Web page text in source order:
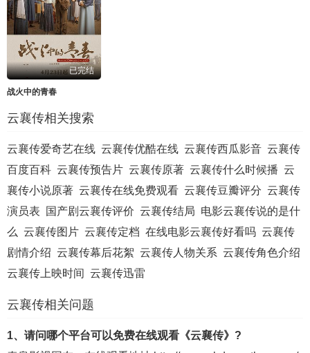
已完结
战火中的青春
云襄传相关搜索
云襄传爱奇艺在线 云襄传优酷在线 云襄传西瓜影音 云襄传
百度百科 云襄传预告片 云襄传原著 云襄传什么时候播 云
襄传小说原著 云襄传在线免费观看 云襄传豆瓣评分 云襄传
演员表
国产剧云襄传评价 云襄传结局 电影云襄传说的是什
么 云襄传图片 云襄传定档 在线电影云襄传好看吗 云襄传
剧情介绍 云襄传幕后花絮 云襄传人物关系 云襄传角色介绍
云襄传上映时间 云襄传迅雷
云襄传相关问题
1、请问哪个平台可以免费在线观看《云襄传》?